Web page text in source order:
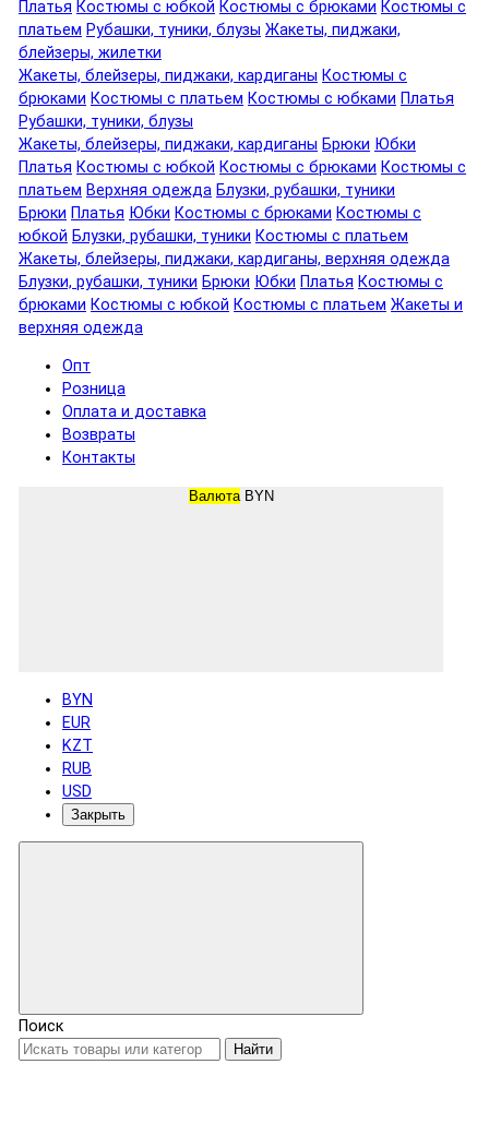
Платья Костюмы с юбкой Костюмы с брюками Костюмы с
платьем Рубашки, туники, блузы Жакеты, пиджаки,
блейзеры, жилетки
Жакеты, блейзеры, пиджаки, кардиганы Костюмы с
брюками Костюмы с платьем Костюмы с юбками Платья
Рубашки, туники, блузы
Жакеты, блейзеры, пиджаки, кардиганы Брюки Юбки
Платья Костюмы с юбкой Костюмы с брюками Костюмы с
платьем Верхняя одежда Блузки, рубашки, туники
Брюки Платья Юбки Костюмы с брюками Костюмы с
юбкой Блузки, рубашки, туники Костюмы с платьем
Жакеты, блейзеры, пиджаки, кардиганы, верхняя одежда
Блузки, рубашки, туники Брюки Юбки Платья Костюмы с
брюками Костюмы с юбкой Костюмы с платьем Жакеты и
верхняя одежда
Опт
Розница
Оплата и доставка
Возвраты
Контакты
Валюта BYN
BYN
EUR
KZT
RUB
USD
Закрыть
Поиск
Найти